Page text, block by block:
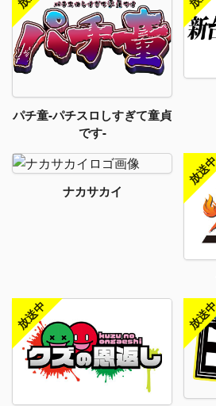
パチ童-パチスロしすぎて童貞
です-
ナカサカイ